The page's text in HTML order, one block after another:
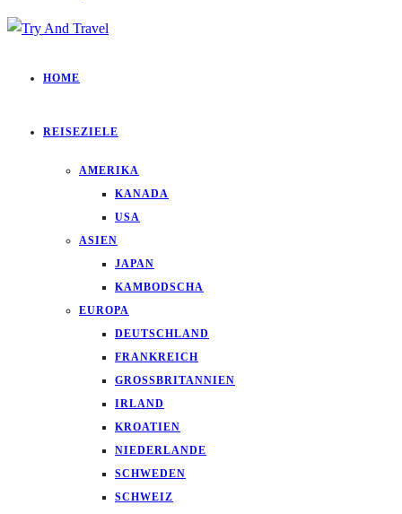
HOME
REISEZIELE
AMERIKA
KANADA
USA
ASIEN
JAPAN
KAMBODSCHA
EUROPA
DEUTSCHLAND
FRANKREICH
GROSSBRITANNIEN
IRLAND
KROATIEN
NIEDERLANDE
SCHWEDEN
SCHWEIZ